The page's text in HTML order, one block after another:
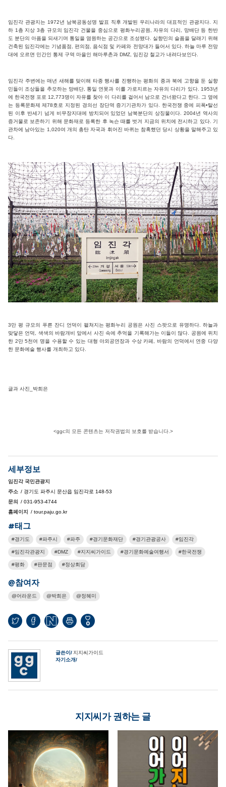
임진각 관광지는 1972년 남북공동성명 발표 직후 개발된 우리나라의 대표적인 관광지다. 지
하 1층 지상 3층 규모의 임진각 건물을 중심으로 평화누리공원, 자유의 다리, 망배단 등 한반
도 분단의 아픔을 되새기며 통일을 염원하는 공간으로 조성됐다. 실향민의 슬픔을 달래기 위해
건축된 임진각에는 기념품점, 편의점, 음식점 및 카페와 전망대가 들어서 있다. 하늘 마루 전망
대에 오르면 민간인 통제 구역 마을인 해마루촌과 DMZ, 임진강 철교가 내려다보인다.
임진각 주변에는 매년 새해를 맞이해 타종 행사를 진행하는 평화의 종과 북에 고향을 둔 실향
민들이 조상들을 추모하는 망배단, 통일 연못과 이를 가로지르는 자유의 다리가 있다. 1953년
에 한국전쟁 포로 12,773명이 자유를 찾아 이 다리를 걸어서 남으로 건너왔다고 한다. 그 옆에
는 등록문화제 제78호로 지정된 경의선 장단역 증기기관차가 있다. 한국전쟁 중에 피폭•탈선
된 이후 반세기 넘게 비무장지대에 방치되어 있었던 남북분단의 상징물이다. 2004년 역사의
증거물로 보존하기 위해 문화재로 등록한 후 녹슨 때를 벗겨 지금의 위치에 전시하고 있다. 기
관차에 남아있는 1,020여 개의 총탄 자국과 휘어진 바퀴는 참혹했던 당시 상황을 말해주고 있
다.
3만 평 규모의 푸른 잔디 언덕이 펼쳐지는 평화누리 공원은 사진 스팟으로 유명하다. 하늘과
맞닿은 언덕, 색색의 바람개비 앞에서 사진 속에 추억을 기록해가는 이들이 많다. 공원에 위치
한 2만 5천여 명을 수용할 수 있는 대형 야외공연장과 수상 카페, 바람의 언덕에서 연중 다양
한 문화예술 행사를 개최하고 있다.
글과 사진_박희은
<ggc의 모든 콘텐츠는 저작권법의 보호를 받습니다.>
세부정보
임진각 국민관광지
주소 / 경기도 파주시 문산읍 임진각로 148-53
문의
/ 031-953-4744
홈페이지
/ tour.paju.go.kr
#태그
경기도 파주시 파주 경기문화재단 경기관광공사 임진각
임진각관광지 DMZ 지지씨가이드 경기문화예술여행서 한국전쟁
평화 판문점 정상회담
@참여자
어라운드 박희은 정혜미
0
글쓴이
지지씨가이드
자기소개
지지씨가 권하는 글